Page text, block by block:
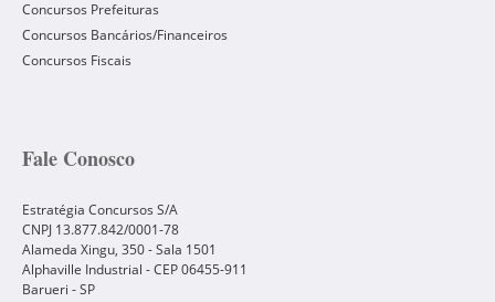
Concursos Prefeituras
Concursos Bancários/Financeiros
Concursos Fiscais
Fale Conosco
Estratégia Concursos S/A
CNPJ 13.877.842/0001-78
Alameda Xingu, 350 - Sala 1501
Alphaville Industrial - CEP06455-911
Barueri -SP